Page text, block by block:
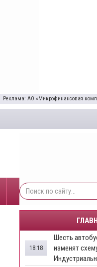
Реклама: АО «Микрофинансовая
Шесть
изменят
18:18